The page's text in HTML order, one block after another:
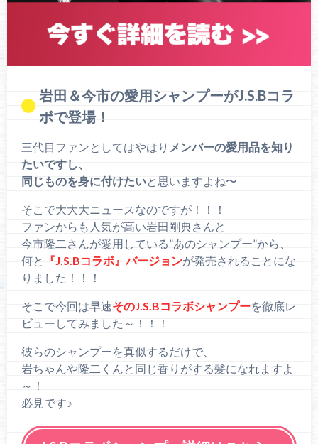
岩田＆今市の愛用シャンプーがJ.S.Bコラ
ボで登場！
三代目ファンとしてはやはり メンバーの愛用品を知り
たいですし、
同じものを身に付けたいと思いますよね〜
そこで大大大ニュースなのですが！！！
ファンからも人気が高い岩田剛典さんと
今市隆二さんが愛用している”あのシャンプー”から、
何と
『J.S.Bコラボ』バージョンが発売されることにな
りました！！！
そこで今回は早速そのJ.S.Bコラボシャンプーを徹底レ
ビューしてみました～！！！
彼らのシャンプーを真似するだけで、
岩ちゃんや隆二くんと同じ香りがする髪になれますよ
～！
必見です♪